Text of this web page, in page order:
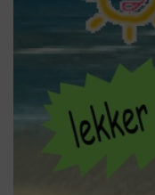
hobbygebruik.